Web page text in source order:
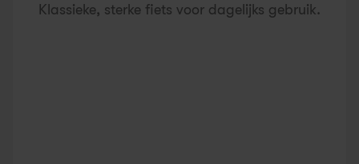
Klassieke, sterke fiets voor dagelijks gebruik.